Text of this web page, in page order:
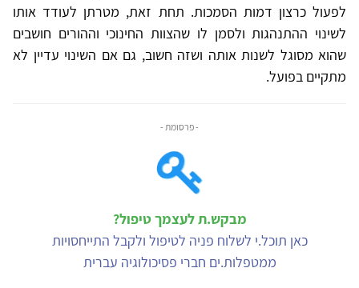
לפעול כרצון דמות הסמכות. תחת זאת, מטרתן לעודד אותו
לשינוי ההתנהגות ולסמן לו שהצוות החינוכי וההורים חושבים
שהוא מסוגל לשנות אותה ושזה חשוב, גם אם השינוי עדיין לא
מתקיים בפועל.
- פרסומת -
מבקש.ת לעצמך טיפול?
כאן תוכל.י לשלוח פניה לטיפול ולקבל התייחסויות
ממטפלות.ים חברי פסיכולוגיה עברית